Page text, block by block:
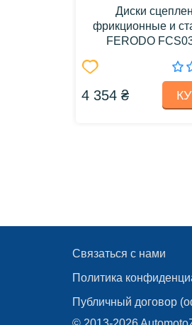
Диски
фрикционные и
FERODO
4 354 ₴
Связаться с нами
Политика
Публичный договор